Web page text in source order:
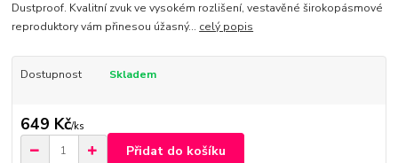
Dustproof. Kvalitní zvuk ve vysokém rozlišení, vestavěné širokopásmové
reproduktory vám přinesou úžasný... celý popis
Dostupnost Skladem
649 Kč/ks
Přidat do košíku